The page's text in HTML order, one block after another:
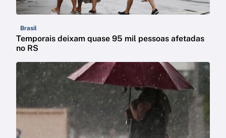
Brasil
Temporais deixam quase 95 mil pessoas afetadas
no RS